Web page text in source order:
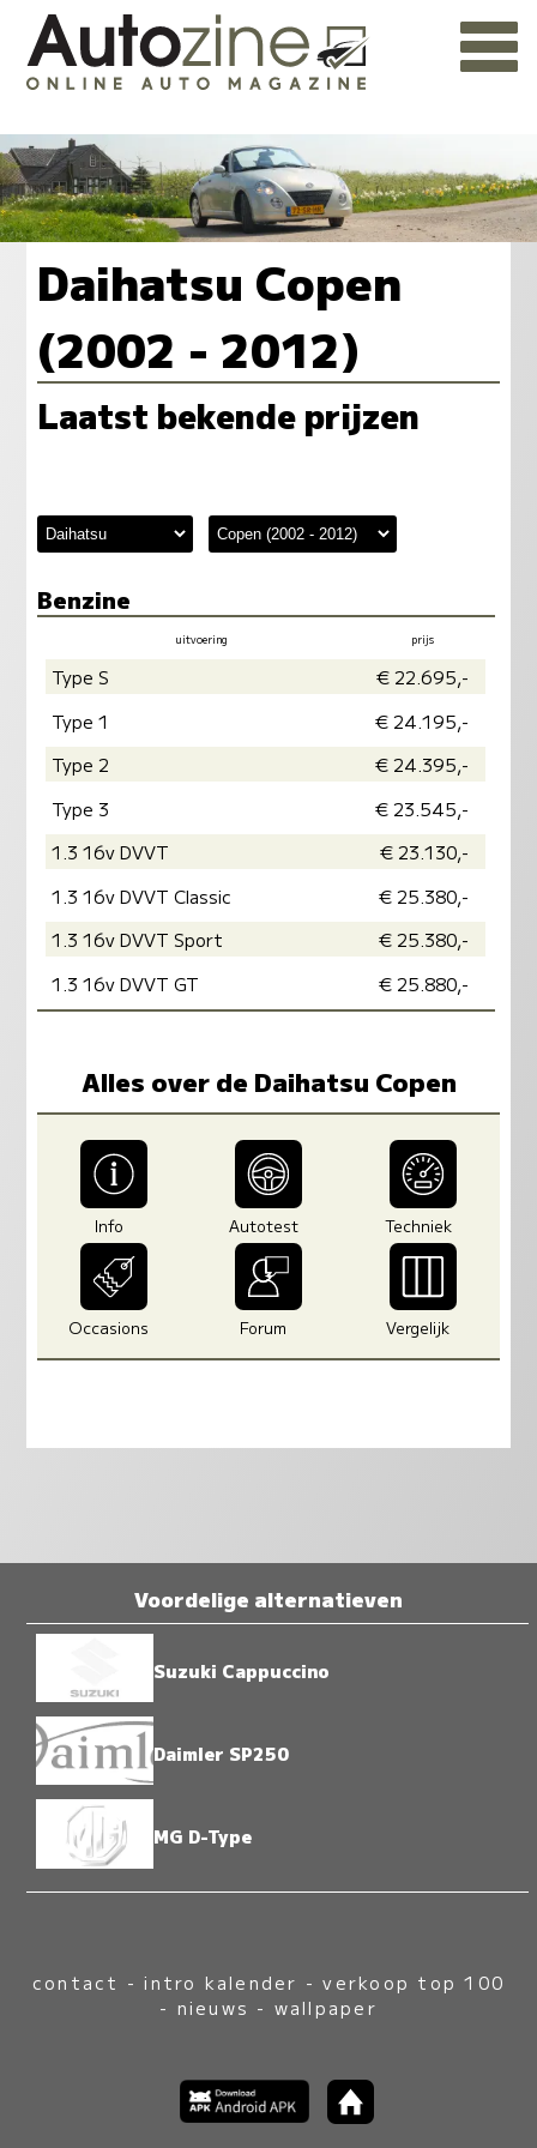
Daihatsu Copen
(2002 - 2012)
Laatst bekende prijzen
Benzine
uitvoering prijs
Type S
€ 22.695,-
Type 1
€ 24.195,-
Type 2
€ 24.395,-
Type 3
€ 23.545,-
1.3 16v DVVT
€ 23.130,-
1.3 16v DVVT Classic
€ 25.380,-
1.3 16v DVVT Sport
€ 25.380,-
1.3 16v DVVT GT
€ 25.880,-
Alles over de Daihatsu Copen
Info Autotest Techniek
Occasions Forum Vergelijk
Voordelige alternatieven
Suzuki Cappuccino
Daimler SP250
MG D-Type
contact -intro kalender -verkoop top 100
- nieuws - wallpaper